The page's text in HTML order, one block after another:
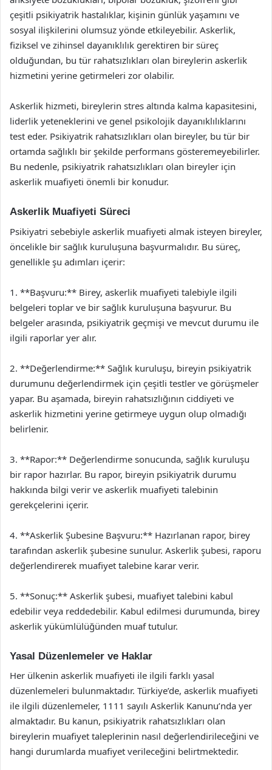
çeşitli psikiyatrik hastalıklar, kişinin günlük yaşamını ve
sosyal ilişkilerini olumsuz yönde etkileyebilir. Askerlik,
fiziksel ve zihinsel dayanıklılık gerektiren bir süreç
olduğundan, bu tür rahatsızlıkları olan bireylerin askerlik
hizmetini yerine getirmeleri zor olabilir.
Askerlik hizmeti, bireylerin stres altında kalma kapasitesini,
liderlik yeteneklerini ve genel psikolojik dayanıklılıklarını
test eder. Psikiyatrik rahatsızlıkları olan bireyler, bu tür bir
ortamda sağlıklı bir şekilde performans gösteremeyebilirler.
Bu nedenle, psikiyatrik rahatsızlıkları olan bireyler için
askerlik muafiyeti önemli bir konudur.
Askerlik Muafiyeti Süreci
Psikiyatri sebebiyle askerlik muafiyeti almak isteyen bireyler,
öncelikle bir sağlık kuruluşuna başvurmalıdır. Bu süreç,
genellikle şu adımları içerir:
1. **Başvuru:** Birey, askerlik muafiyeti talebiyle ilgili
belgeleri toplar ve bir sağlık kuruluşuna başvurur. Bu
belgeler arasında, psikiyatrik geçmişi ve mevcut durumu ile
ilgili raporlar yer alır.
2. **Değerlendirme:** Sağlık kuruluşu, bireyin psikiyatrik
durumunu değerlendirmek için çeşitli testler ve görüşmeler
yapar. Bu aşamada, bireyin rahatsızlığının ciddiyeti ve
askerlik hizmetini yerine getirmeye uygun olup olmadığı
belirlenir.
3. **Rapor:** Değerlendirme sonucunda, sağlık kuruluşu
bir rapor hazırlar. Bu rapor, bireyin psikiyatrik durumu
hakkında bilgi verir ve askerlik muafiyeti talebinin
gerekçelerini içerir.
4. **Askerlik Şubesine Başvuru:** Hazırlanan rapor, birey
tarafından askerlik şubesine sunulur. Askerlik şubesi, raporu
değerlendirerek muafiyet talebine karar verir.
5. **Sonuç:** Askerlik şubesi, muafiyet talebini kabul
edebilir veya reddedebilir. Kabul edilmesi durumunda, birey
askerlik yükümlülüğünden muaf tutulur.
Yasal Düzenlemeler ve Haklar
Her ülkenin askerlik muafiyeti ile ilgili farklı yasal
düzenlemeleri bulunmaktadır. Türkiye’de, askerlik muafiyeti
ile ilgili düzenlemeler, 1111 sayılı Askerlik Kanunu’nda yer
almaktadır. Bu kanun, psikiyatrik rahatsızlıkları olan
bireylerin muafiyet taleplerinin nasıl değerlendirileceğini ve
hangi durumlarda muafiyet verileceğini belirtmektedir.